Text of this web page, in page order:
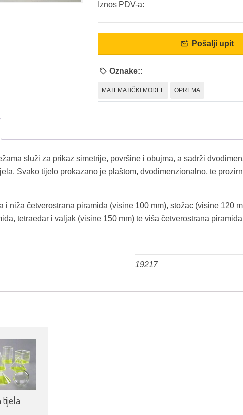
Iznos PDV-a:
Pošalji upit
Oznake::
MATEMATIČKI MODEL OPREMA
služi za prikaz simetrije, površine i obujma, a sadrži
Svako tijelo prokazano je plaštom, dvodimenzionalno, te
i niža četverostrana piramida (visine 100 mm), stožac (visine 120
tetraedar i valjak (visine 150 mm) te viša četverostrana
19217
tijela